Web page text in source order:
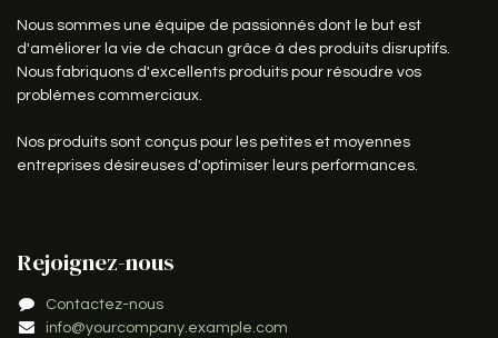
Nous sommes une équipe de passionnés dont le but est
d'améliorer la vie de chacun grâce à des produits disruptifs.
Nous fabriquons d'excellents produits pour résoudre vos
problèmes commerciaux.
Nos produits sont conçus pour les petites et moyennes
entreprises désireuses d'optimiser leurs performances.
Rejoignez-nous
Contactez-nous
info@yourcompany.example.com